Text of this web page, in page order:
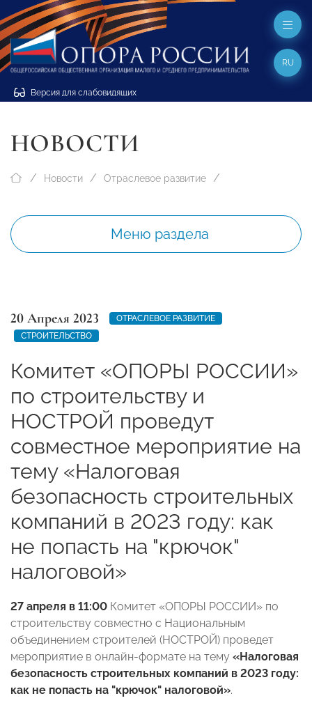
Версия для слабовидящих
RU
НОВОСТИ
Новости Отраслевое развитие
Меню раздела
20 Апреля 2023
ОТРАСЛЕВОЕ РАЗВИТИЕ
СТРОИТЕЛЬСТВО
Комитет «ОПОРЫ РОССИИ»
по строительству и
НОСТРОЙ проведут
совместное мероприятие на
тему «Налоговая
безопасность строительных
компаний в 2023 году: как
не попасть на "крючок"
налоговой»
27 апреля в 11:00 Комитет «ОПОРЫ РОССИИ» по
строительству совместно с Национальным
объединением строителей (НОСТРОЙ) проведет
мероприятие в онлайн-формате на тему «Налоговая
безопасность строительных компаний в 2023 году:
как не попасть на "крючок" налоговой».